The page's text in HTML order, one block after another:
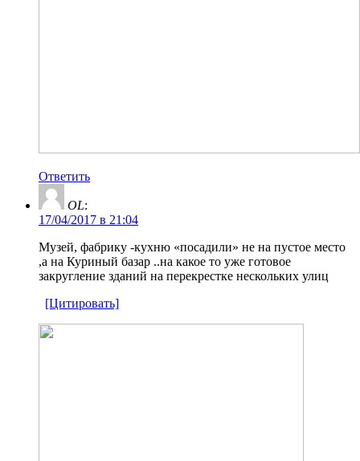
Ответить
OL:
17/04/2017 в 21:04
Музей, фабрику -кухню «посадили» не на пустое место
,а на Куриный базар ..на какое то уже готовое
закругление зданий на перекрестке нескольких улиц
[Цитировать]